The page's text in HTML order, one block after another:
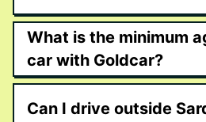
What is the minimum
car with Goldcar?
Can I drive outside